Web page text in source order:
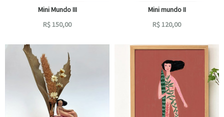
Mini Mundo III
R$150,00
Mini mundo II
R$120,00